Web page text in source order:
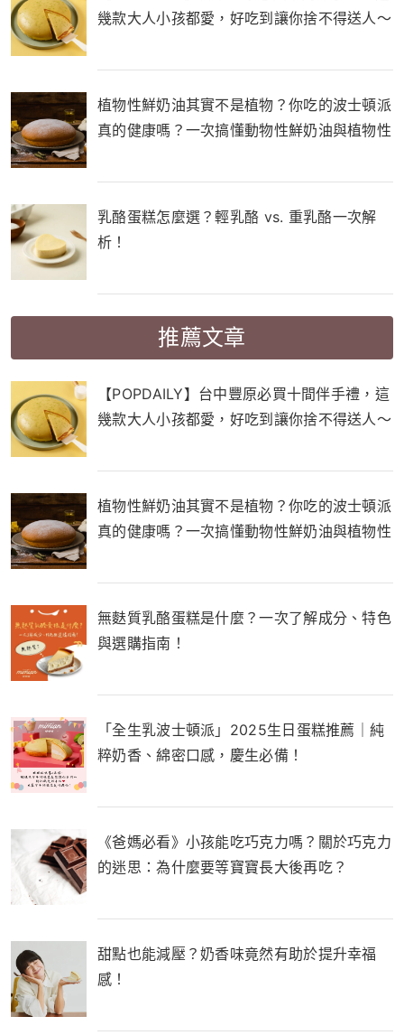
幾款大人小孩都愛，好吃到讓你捨不得送人～
植物性鮮奶油其實不是植物？你吃的波士頓派
真的健康嗎？一次搞懂動物性鮮奶油與植物性
乳酪蛋糕怎麼選？輕乳酪 vs. 重乳酪一次解
析！
推薦文章
【POPDAILY】台中豐原必買十間伴手禮，這
幾款大人小孩都愛，好吃到讓你捨不得送人～
植物性鮮奶油其實不是植物？你吃的波士頓派
真的健康嗎？一次搞懂動物性鮮奶油與植物性
無麩質乳酪蛋糕是什麼？一次了解成分、特色
與選購指南！
「全生乳波士頓派」2025生日蛋糕推薦｜純
粹奶香、綿密口感，慶生必備！
《爸媽必看》小孩能吃巧克力嗎？關於巧克力
的迷思：為什麼要等寶寶長大後再吃？
甜點也能減壓？奶香味竟然有助於提升幸福
感！